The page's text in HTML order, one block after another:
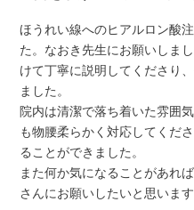
ほうれい線へのヒアルロン酸
た。なおき先生にお願いしま
けて丁寧に説明してくださり
ました。
院内は清潔で落ち着いた雰囲
も物腰柔らかく対応してくだ
ることができました。
また何か気になることがあれ
さんにお願いしたいと思います